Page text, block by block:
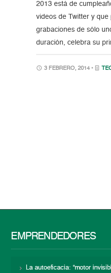
2013 está de
videos de Twitter y
grabaciones de sólo
duración, celebra su
3 FEBRERO, 2014 •
EMPRENDEDORES
La autoeficacia: “motor